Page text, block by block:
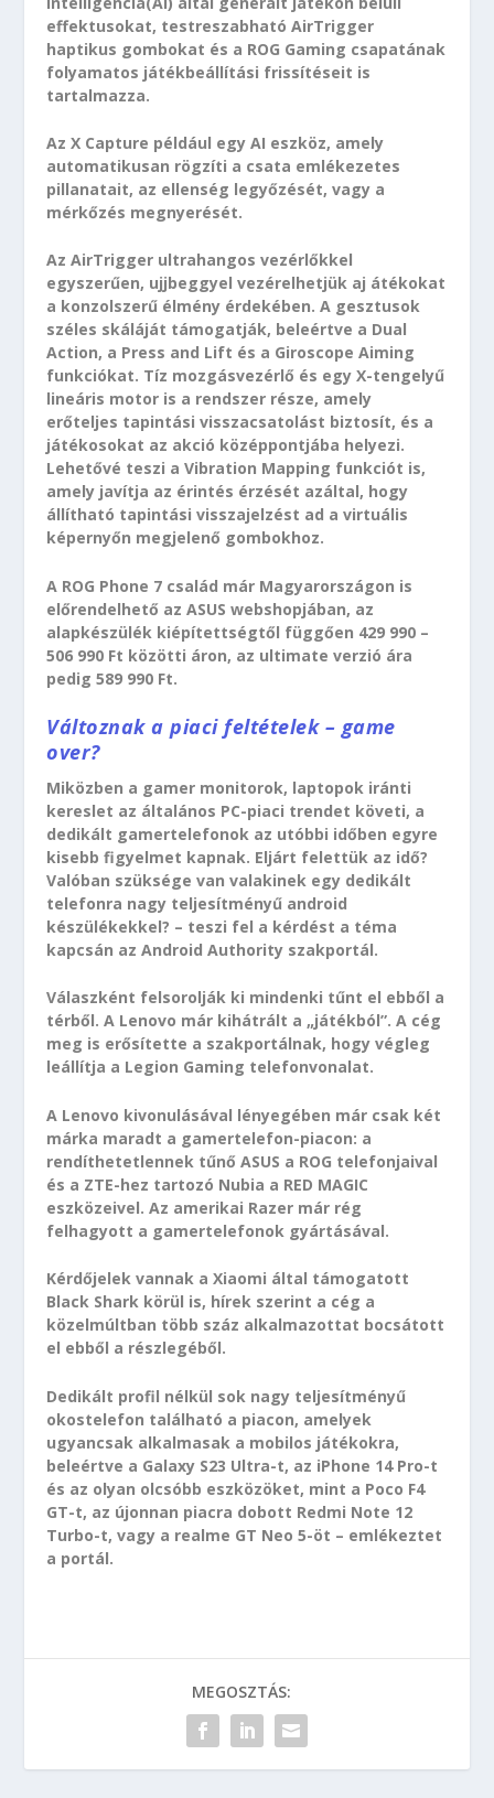
effektusokat, testreszabható AirTrigger
haptikus gombokat és a ROG Gaming csapatának
folyamatos játékbeállítási frissítéseit is
tartalmazza.
Az X Capture például egy AI eszköz, amely
automatikusan rögzíti a csata emlékezetes
pillanatait, az ellenség legyőzését, vagy a
mérkőzés megnyerését.
Az AirTrigger ultrahangos vezérlőkkel
egyszerűen, ujjbeggyel vezérelhetjük aj átékokat
a konzolszerű élmény érdekében. A gesztusok
széles skáláját támogatják, beleértve a Dual
Action, a Press and Lift és a Giroscope Aiming
funkciókat. Tíz mozgásvezérlő és egy X-tengelyű
lineáris motor is a rendszer része, amely
erőteljes tapintási visszacsatolást biztosít, és a
játékosokat az akció középpontjába helyezi.
Lehetővé teszi a Vibration Mapping funkciót is,
amely javítja az érintés érzését azáltal, hogy
állítható tapintási visszajelzést ad a virtuális
képernyőn megjelenő gombokhoz.
A ROG Phone 7 család már Magyarországon is
előrendelhető az ASUS webshopjában, az
alapkészülék kiépítettségtől függően 429 990 –
506 990 Ft közötti áron, az ultimate verzió ára
pedig 589 990 Ft.
Változnak a piaci feltételek – game
over?
Miközben a gamer monitorok, laptopok iránti
kereslet az általános PC-piaci trendet követi, a
dedikált gamertelefonok az utóbbi időben egyre
kisebb figyelmet kapnak. Eljárt felettük az idő?
Valóban szüksége van valakinek egy dedikált
telefonra nagy teljesítményű android
készülékekkel? – teszi fel a kérdést a téma
kapcsán az Android Authority szakportál.
Válaszként felsorolják ki mindenki tűnt el ebből a
térből. A Lenovo már kihátrált a „játékból”. A cég
meg is erősítette a szakportálnak, hogy végleg
leállítja a Legion Gaming telefonvonalat.
A Lenovo kivonulásával lényegében már csak két
márka maradt a gamertelefon-piacon: a
rendíthetetlennek tűnő ASUS a ROG telefonjaival
és a ZTE-hez tartozó Nubia a RED MAGIC
eszközeivel. Az amerikai Razer már rég
felhagyott a gamertelefonok gyártásával.
Kérdőjelek vannak a Xiaomi által támogatott
Black Shark körül is, hírek szerint a cég a
közelmúltban több száz alkalmazottat bocsátott
el ebből a részlegéből.
Dedikált profil nélkül sok nagy teljesítményű
okostelefon található a piacon, amelyek
ugyancsak alkalmasak a mobilos játékokra,
beleértve a Galaxy S23 Ultra-t, az iPhone 14 Pro-t
és az olyan olcsóbb eszközöket, mint a Poco F4
GT-t, az újonnan piacra dobott Redmi Note 12
Turbo-t, vagy a realme GT Neo 5-öt – emlékeztet
a portál.
MEGOSZTÁS: